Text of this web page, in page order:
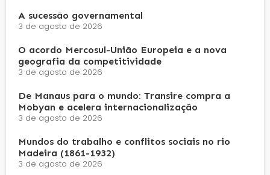
A sucessão governamental
3 de agosto de 2026
O acordo Mercosul-União Europeia e a nova
geografia da competitividade
3 de agosto de 2026
De Manaus para o mundo: Transire compra a
Mobyan e acelera internacionalização
3 de agosto de 2026
Mundos do trabalho e conflitos sociais no rio
Madeira (1861-1932)
3 de agosto de 2026